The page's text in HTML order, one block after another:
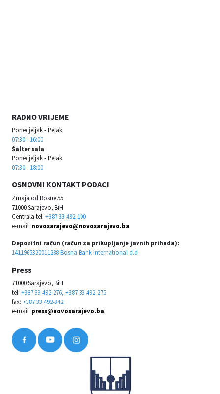
RADNO VRIJEME
Ponedjeljak - Petak
07:30 - 16:00
Šalter sala
Ponedjeljak - Petak
07:30 - 18:00
OSNOVNI KONTAKT PODACI
Zmaja od Bosne 55
71000 Sarajevo, BiH
Centrala tel: +387 33 492-100
e-mail: novosarajevo@novosarajevo.ba
Depozitni račun (račun za prikupljanje javnih prihoda):
1411965320011288 Bosna Bank International d.d.
Press
71000 Sarajevo, BiH
tel: +387 33 492-276, +387 33 492-275
fax: +387 33 492-342
e-mail: press@novosarajevo.ba